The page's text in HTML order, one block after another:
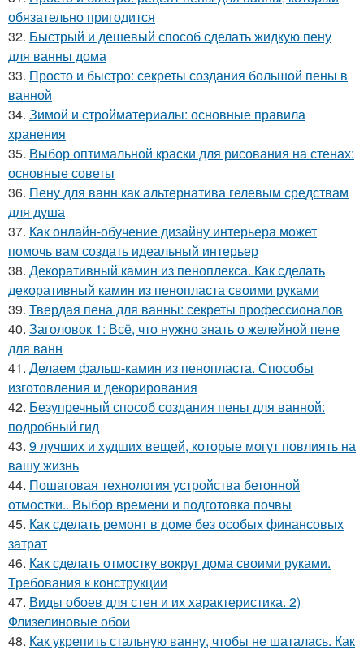
обязательно пригодится
32. Быстрый и дешевый способ сделать жидкую пену
для ванны дома
33. Просто и быстро: секреты создания большой пены в
ванной
34. Зимой и стройматериалы: основные правила
хранения
35. Выбор оптимальной краски для рисования на стенах:
основные советы
36. Пену для ванн как альтернатива гелевым средствам
для душа
37. Как онлайн-обучение дизайну интерьера может
помочь вам создать идеальный интерьер
38. Декоративный камин из пеноплекса. Как сделать
декоративный камин из пенопласта своими руками
39. Твердая пена для ванны: секреты профессионалов
40. Заголовок 1: Всё, что нужно знать о желейной пенe
для ванн
41. Делаем фальш-камин из пенопласта. Способы
изготовления и декорирования
42. Безупречный способ создания пены для ванной:
подробный гид
43. 9 лучших и худших вещей, которые могут повлиять на
вашу жизнь
44. Пошаговая технология устройства бетонной
отмостки.. Выбор времени и подготовка почвы
45. Как сделать ремонт в доме без особых финансовых
затрат
46. Как сделать отмостку вокруг дома своими руками.
Требования к конструкции
47. Виды обоев для стен и их характеристика. 2)
Флизелиновые обои
48. Как укрепить стальную ванну, чтобы не шаталась. Как